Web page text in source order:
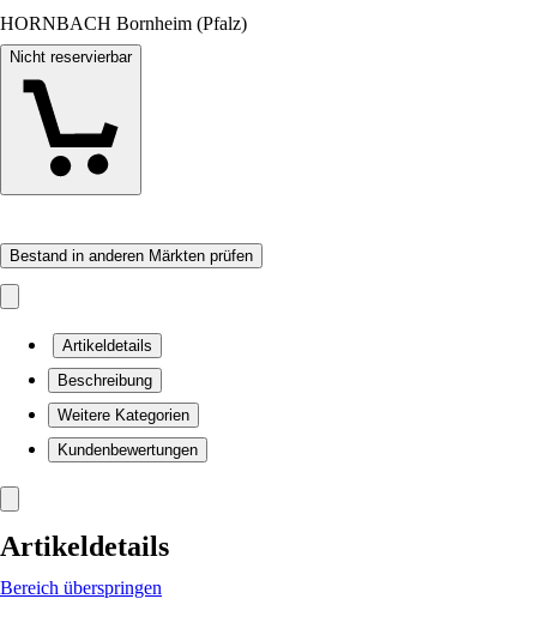
HORNBACH Bornheim (Pfalz)
Nicht reservierbar
Bestand in anderen Märkten prüfen
Artikeldetails
Beschreibung
Weitere Kategorien
Kundenbewertungen
Artikeldetails
Bereich überspringen